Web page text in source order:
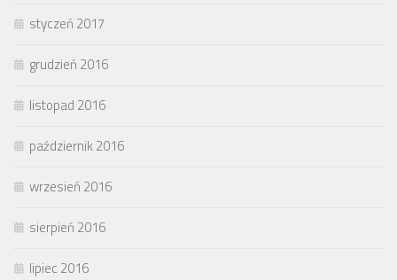
styczeń 2017
grudzień 2016
listopad 2016
październik 2016
wrzesień 2016
sierpień 2016
lipiec 2016